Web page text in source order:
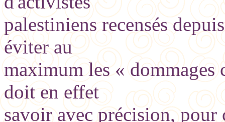
palestiniens recensés
éviter au
maximum les « dommages
doit en effet
savoir avec précision, pour